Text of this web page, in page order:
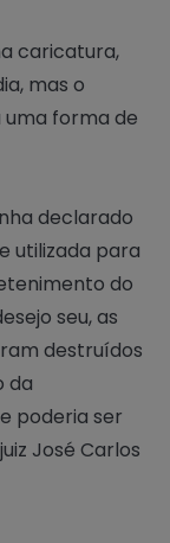
caricatura,
mas o
uma forma de
declarado
utilizada para
do
seu, as
destruídos
da
poderia ser
José Carlos